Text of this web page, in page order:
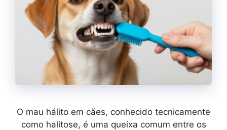
O mau hálito em cães, conhecido tecnicamente
como halitose, é uma queixa comum entre os